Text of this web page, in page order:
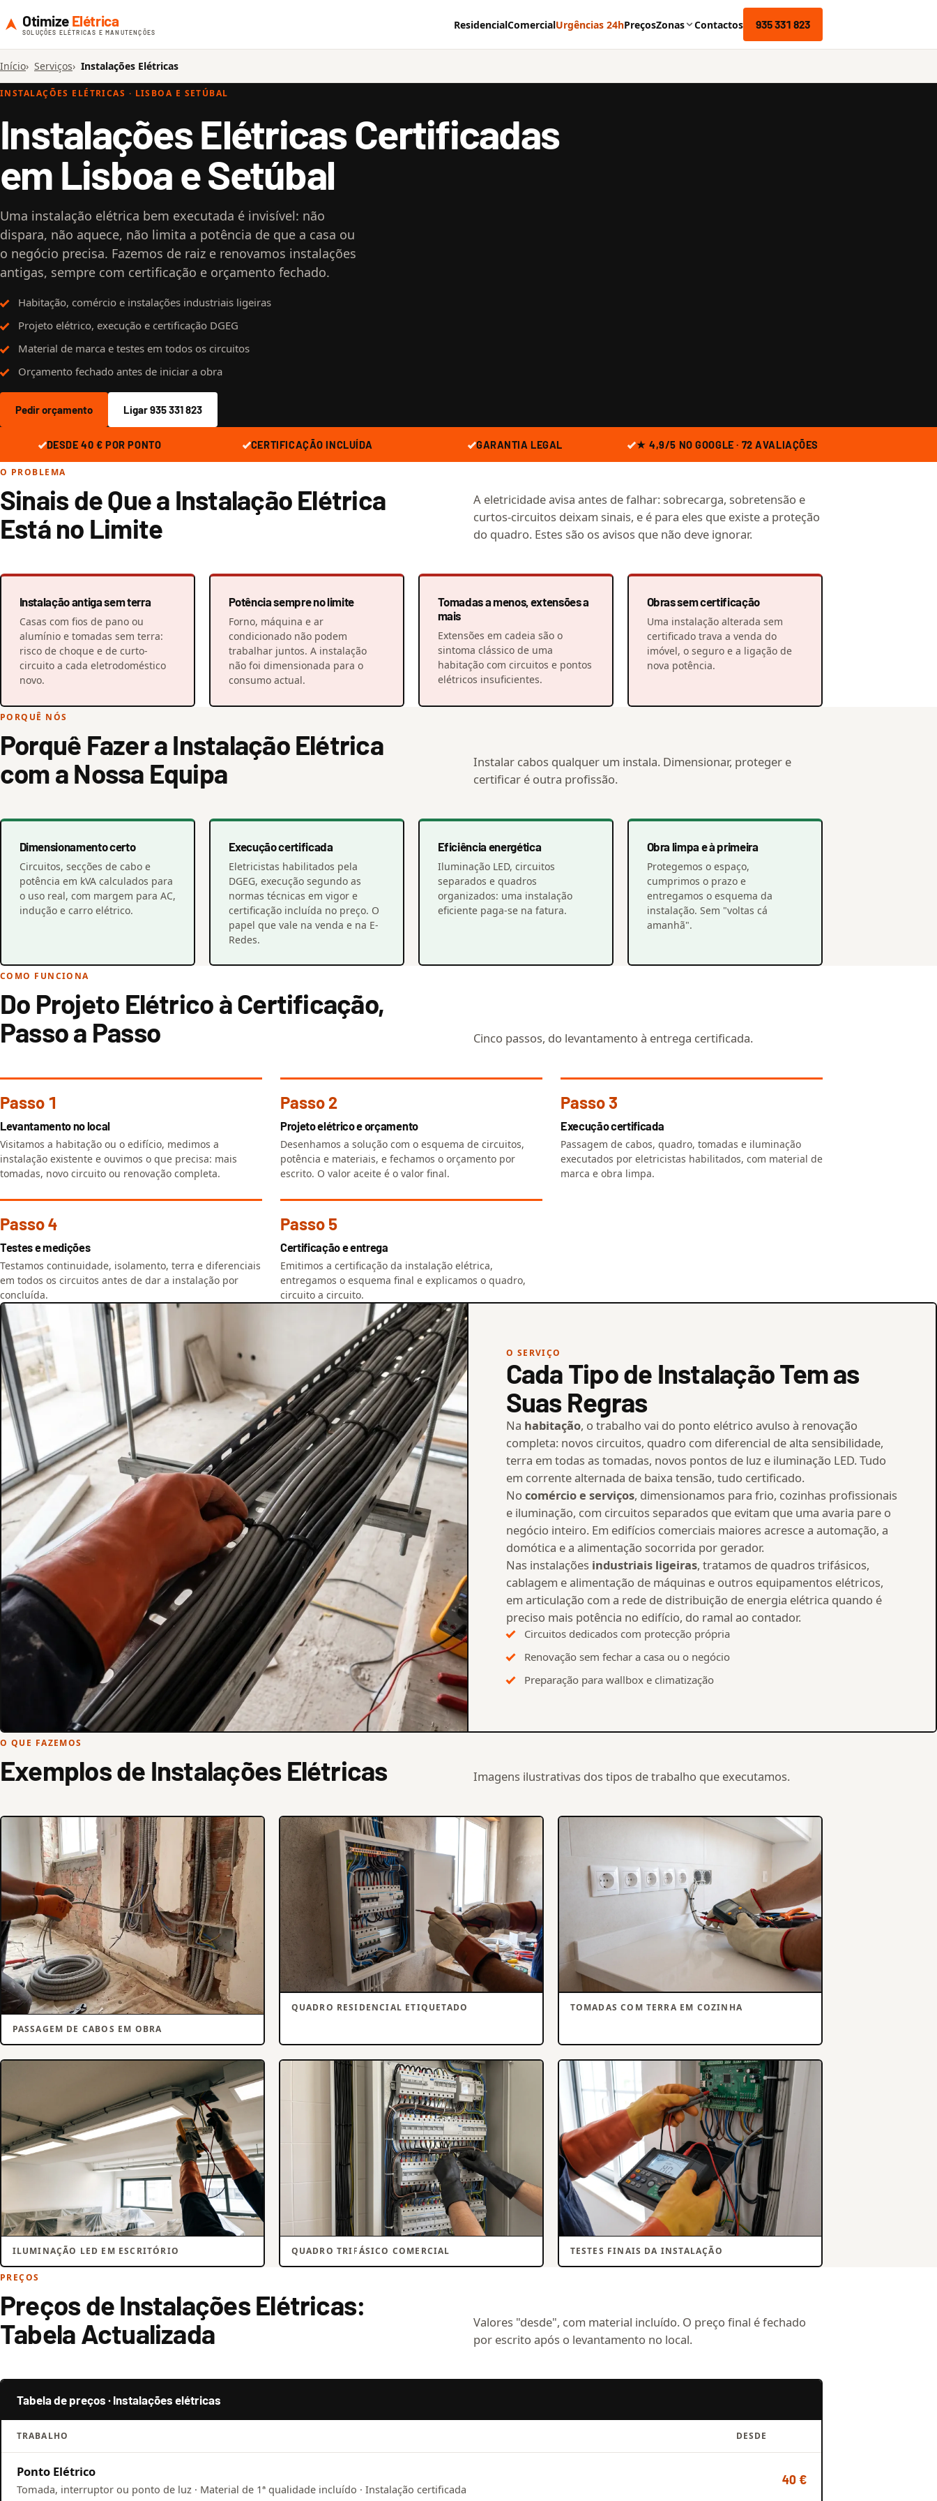
Otimize Elétrica
SOLUÇÕES ELÉTRICAS E MANUTENÇÕES
ResidencialComercialUrgências 24hPreçosZonas Contactos 935 331 823
Início Serviços Instalações Elétricas
INSTALAÇÕES ELÉTRICAS · LISBOA E SETÚBAL
Instalações Elétricas Certificadas
em Lisboa e Setúbal
Uma instalação elétrica bem executada é invisível: não
dispara, não aquece, não limita a potência de que a casa ou
o negócio precisa. Fazemos de raiz e renovamos instalações
antigas, sempre com certificação e orçamento fechado.
Habitação, comércio e instalações industriais ligeiras
Projeto elétrico, execução e certificação DGEG
Material de marca e testes em todos os circuitos
Orçamento fechado antes de iniciar a obra
Pedir orçamento Ligar 935 331 823
DESDE 40 € POR PONTO CERTIFICAÇÃO INCLUÍDA GARANTIA LEGAL ★ 4,9/5 NO GOOGLE · 72 AVALIAÇÕES
O PROBLEMA
Sinais de Que a Instalação Elétrica
Está no Limite
A eletricidade avisa antes de falhar: sobrecarga, sobretensão e
curtos-circuitos deixam sinais, e é para eles que existe a proteção
do quadro. Estes são os avisos que não deve ignorar.
Instalação antiga sem terra
Casas com fios de pano ou
alumínio e tomadas sem terra:
risco de choque e de curto-
circuito a cada eletrodoméstico
novo.
Potência sempre no limite
Forno, máquina e ar
condicionado não podem
trabalhar juntos. A instalação
não foi dimensionada para o
consumo actual.
Tomadas a menos, extensões a
mais
Extensões em cadeia são o
sintoma clássico de uma
habitação com circuitos e pontos
elétricos insuficientes.
Obras sem certificação
Uma instalação alterada sem
certificado trava a venda do
imóvel, o seguro e a ligação de
nova potência.
PORQUÊ NÓS
Porquê Fazer a Instalação Elétrica
com a Nossa Equipa
Instalar cabos qualquer um instala. Dimensionar, proteger e
certificar é outra profissão.
Dimensionamento certo
Circuitos, secções de cabo e
potência em kVA calculados para
o uso real, com margem para AC,
indução e carro elétrico.
Execução certificada
Eletricistas habilitados pela
DGEG, execução segundo as
normas técnicas em vigor e
certificação incluída no preço. O
papel que vale na venda e na E-
Redes.
Eficiência energética
Iluminação LED, circuitos
separados e quadros
organizados: uma instalação
eficiente paga-se na fatura.
Obra limpa e à primeira
Protegemos o espaço,
cumprimos o prazo e
entregamos o esquema da
instalação. Sem "voltas cá
amanhã".
COMO FUNCIONA
Do Projeto Elétrico à Certificação,
Passo a Passo
Cinco passos, do levantamento à entrega certificada.
Passo 1
Levantamento no local
Visitamos a habitação ou o edifício, medimos a
instalação existente e ouvimos o que precisa: mais
tomadas, novo circuito ou renovação completa.
Passo 2
Projeto elétrico e orçamento
Desenhamos a solução com o esquema de circuitos,
potência e materiais, e fechamos o orçamento por
escrito. O valor aceite é o valor final.
Passo 3
Execução certificada
Passagem de cabos, quadro, tomadas e iluminação
executados por eletricistas habilitados, com material de
marca e obra limpa.
Passo 4
Testes e medições
Testamos continuidade, isolamento, terra e diferenciais
em todos os circuitos antes de dar a instalação por
concluída.
Passo 5
Certificação e entrega
Emitimos a certificação da instalação elétrica,
entregamos o esquema final e explicamos o quadro,
circuito a circuito.
O SERVIÇO
Cada Tipo de Instalação Tem as
Suas Regras
Na habitação, o trabalho vai do ponto elétrico avulso à renovação
completa: novos circuitos, quadro com diferencial de alta sensibilidade,
terra em todas as tomadas, novos pontos de luz e iluminação LED. Tudo
em corrente alternada de baixa tensão, tudo certificado.
No comércio e serviços, dimensionamos para frio, cozinhas profissionais
e iluminação, com circuitos separados que evitam que uma avaria pare o
negócio inteiro. Em edifícios comerciais maiores acresce a automação, a
domótica e a alimentação socorrida por gerador.
Nas instalações industriais ligeiras, tratamos de quadros trifásicos,
cablagem e alimentação de máquinas e outros equipamentos elétricos,
em articulação com a rede de distribuição de energia elétrica quando é
preciso mais potência no edifício, do ramal ao contador.
Circuitos dedicados com protecção própria
Renovação sem fechar a casa ou o negócio
Preparação para wallbox e climatização
O QUE FAZEMOS
Exemplos de Instalações Elétricas Imagens ilustrativas dos tipos de trabalho que executamos.
PASSAGEM DE CABOS EM OBRA
QUADRO RESIDENCIAL ETIQUETADO TOMADAS COM TERRA EM COZINHA
ILUMINAÇÃO LED EM ESCRITÓRIO QUADRO TRIFÁSICO COMERCIAL TESTES FINAIS DA INSTALAÇÃO
PREÇOS
Preços de Instalações Elétricas:
Tabela Actualizada
Valores "desde", com material incluído. O preço final é fechado
por escrito após o levantamento no local.
Tabela de preços · Instalações elétricas
TRABALHO DESDE
Ponto Elétrico
Tomada, interruptor ou ponto de luz · Material de 1ª qualidade incluído · Instalação certificada
40 €